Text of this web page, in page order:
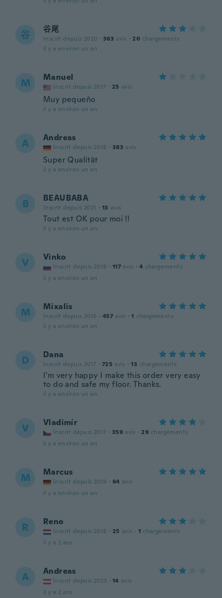
谷 谷尾
Inscrit depuis 2020 · 363 avis · 20 chargements
il y a environ un an
M Manuel
Inscrit depuis 2017 · 25 avis
Muy pequeño
il y a environ un an
A Andreas
Inscrit depuis 2018 · 383 avis
Super Qualität
il y a environ un an
B BEAUBABA
Inscrit depuis 2021 · 13 avis
Tout est OK pour moi !!
il y a environ un an
V Vinko
Inscrit depuis 2018 · 117 avis · 4 chargements
il y a environ un an
M Mixalis
Inscrit depuis 2016 · 457 avis · 1 chargements
il y a environ un an
D Dana
Inscrit depuis 2017 · 725 avis · 13 chargements
I'm very happy I make this order very easy
to do and safe my floor. Thanks.
il y a environ un an
V Vladimír
Inscrit depuis 2017 · 359 avis · 29 chargements
il y a environ un an
M Marcus
Inscrit depuis 2019 · 64 avis
il y a environ un an
R Reno
Inscrit depuis 2018 · 25 avis · 1 chargements
il y a 2 ans
A Andreas
Inscrit depuis 2023 · 14 avis
il y a 2 ans